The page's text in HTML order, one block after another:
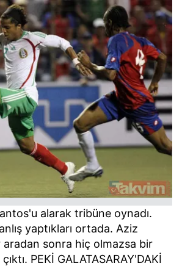
alarak tribüne oynadı.
yaptıkları ortada. Aziz
aradan sonra hiç olmazsa bir
PEKİ GALATASARAY'DAKİ